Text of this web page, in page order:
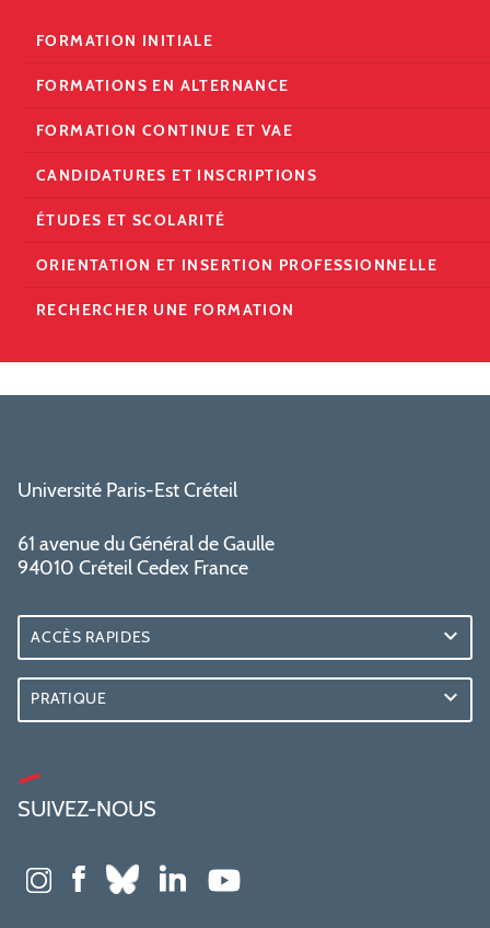
FORMATION INITIALE
FORMATIONS EN ALTERNANCE
FORMATION CONTINUE ET VAE
CANDIDATURES ET INSCRIPTIONS
ÉTUDES ET SCOLARITÉ
ORIENTATION ET INSERTION PROFESSIONNELLE
RECHERCHER UNE FORMATION
Université Paris-Est Créteil
61 avenue du Général de Gaulle
94010 Créteil Cedex France
ACCÈS RAPIDES
PRATIQUE
SUIVEZ-NOUS